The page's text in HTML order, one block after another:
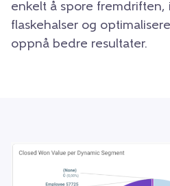
enkelt å spore fremdriften,
flaskehalser og
oppnå bedre resultater.